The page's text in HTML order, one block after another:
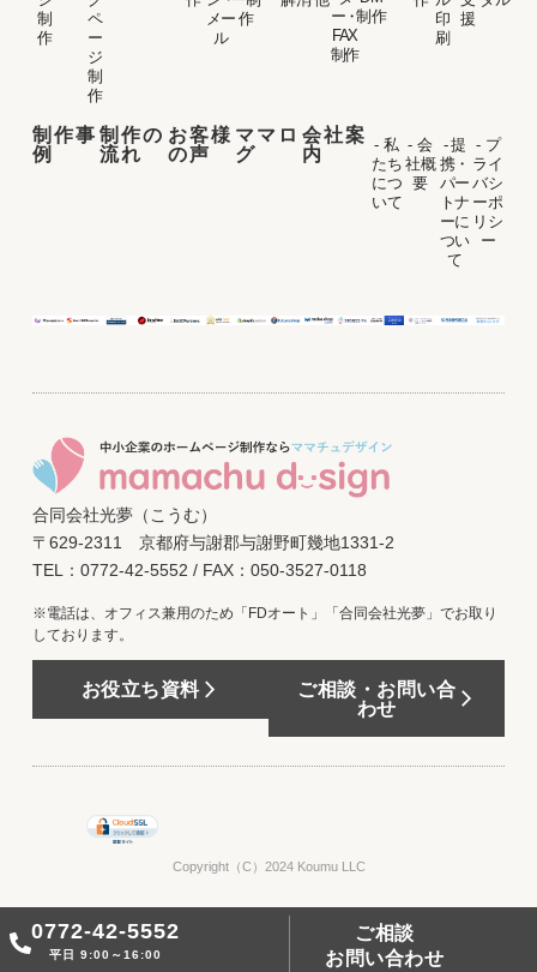
制
作
ペ
ー
ジ
制
作
メー
ル
作
ー・
FAX
制作
制作
印
刷
援
制作事
例
制作の
流れ
お客様
の声
ママロ
グ
会社案
内
- 私
たち
につ
いて
- 会
社概
要
- 提
携・
パー
トナ
ーに
つい
て
- プ
ライ
バシ
ーポ
リシ
ー
合同会社光夢（こうむ）
〒629-2311 京都府与謝郡与謝野町幾地1331-2
TEL：0772-42-5552 / FAX：050-3527-0118
※電話は、オフィス兼用のため「FDオート」「合同会社光夢」でお取り
しております。
お役立ち資料
ご相談・お問い合
わせ
Copyright（C）2024 Koumu LLC
0772-42-5552
平日 9:00～16:00
ご相談
お問い合わせ